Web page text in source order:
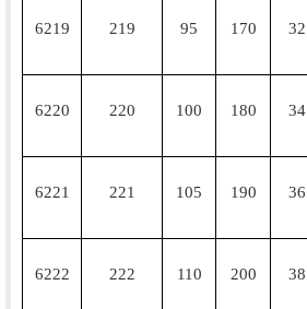
6219 219 95 170 32
6220 220 100 180 34
6221 221 105 190 36
6222 222 110 200 38